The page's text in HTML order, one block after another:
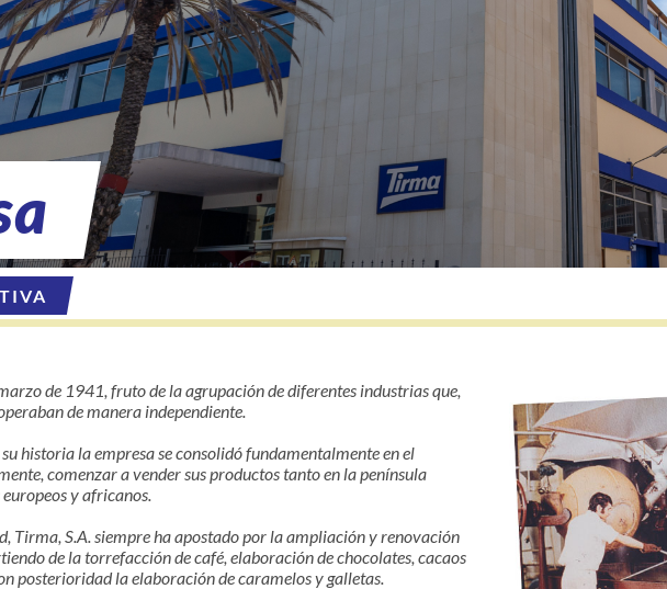
de 1941, fruto de la agrupación de diferentes industrias que,
de manera independiente.
historia la empresa se consolidó fundamentalmente en el
comenzar a vender sus productos tanto en la península
y africanos.
Tirma, S.A. siempre ha apostado por la ampliación y renovación
de la torrefacción de café, elaboración de chocolates, cacaos
posterioridad la elaboración de caramelos y galletas.